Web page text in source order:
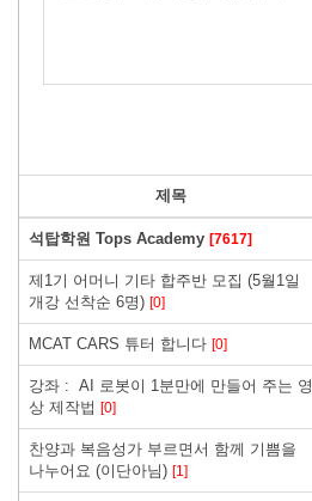
제목
석탑학원 Tops Academy [7617]
제1기 어머니 기타 합주반 모집 (5월1일
개강 선착순 6명) [0]
MCAT CARS 튜터 합니다 [0]
강좌 : AI 로봇이 1분만에 만들어 주는 영
상 제작법 [0]
찬양과 복음성가 부르면서 함께 기쁨을
나누어요 (이단아님) [1]